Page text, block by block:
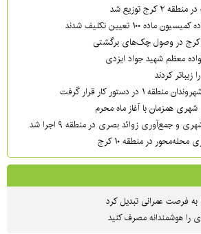
۱۰۰ تعیین تکلیف شدند
در دستور کار قرار گرفت
همزمان با آغاز ماه محرم
و جمع‌آوری زوائد بصری در منطقه ۹ اجرا شد
در منطقه ۱۰ کرج
فرصت عمرانی تبدیل کرد
را هوشمندانه مصرف کنید